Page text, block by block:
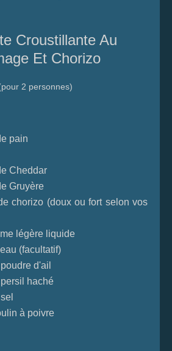
Croustillante Au
Et Chorizo
2 personnes)
pain
Cheddar
Gruyère
chorizo (doux ou fort selon vos
légère liquide
(facultatif)
d'ail
haché
à poivre